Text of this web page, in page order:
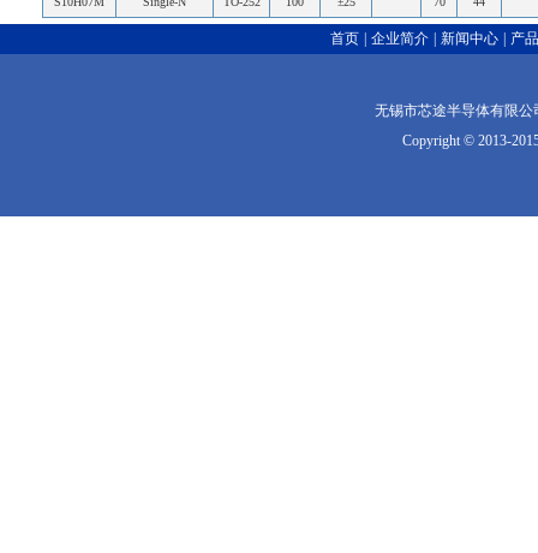
首页 企业简介 新闻中心 产
无锡市芯途半导体有限公
Copyright © 2013-